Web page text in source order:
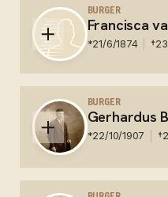
Nederlands Ereveld
BURGER
Francisca
*21/6/1874 †
Nederland -
30
BURGER
Gerhardus
*22/10/1907 †
Nederland - Slachtoffer